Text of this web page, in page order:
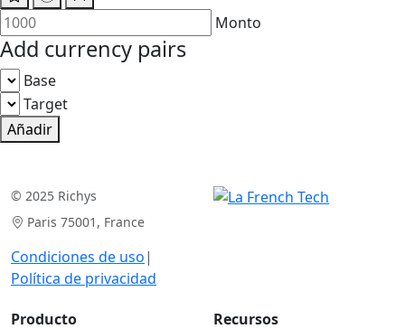
Monto
Add currency pairs
Base
Target
Añadir
© 2025 Richys
Paris 75001, France
Condiciones de uso|
Política de privacidad
Producto Recursos